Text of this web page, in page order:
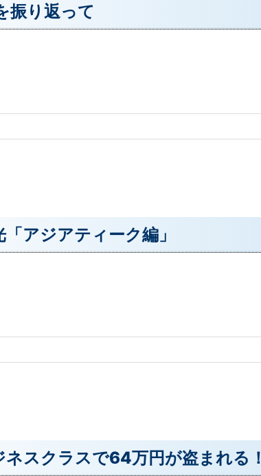
振り返って
アジアティーク編」
スクラスで64万円が盗まれる！